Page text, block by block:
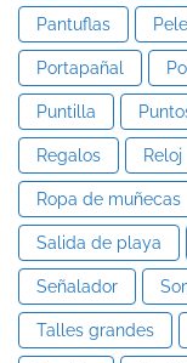
Pantuflas
Portapañal
Puntilla
Regalos Reloj
Ropa de muñecas
Salida de playa
Señalador
Talles grandes